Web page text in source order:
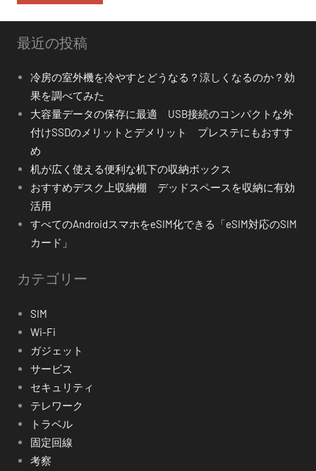
最近の投稿
冷房の室外機を冷やすとどうなる？涼しくなるのか？効
果を調べてみた
大容量データの保存に最適 USB接続のコンパクトな外
付けSSDのメリットとデメリット プレステにもおすす
め
机が広く使える便利な机下の収納ボックス
おすすめデスク上収納棚 デッドスペースを収納に有効
活用
すべてのAndroidスマホをeSIM化できる「eSIM対応のSIM
カード」
カテゴリー
SIM
Wi-Fi
ガジェット
サービス
セキュリティ
テレワーク
トラベル
固定回線
考察